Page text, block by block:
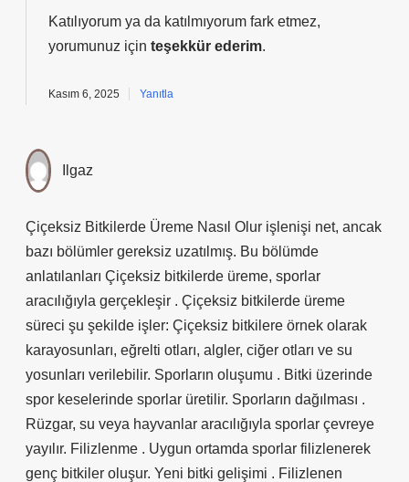
Katılıyorum ya da katılmıyorum fark etmez,
yorumunuz için teşekkür ederim.
Kasım 6, 2025 Yanıtla
Çiçeksiz Bitkilerde Üreme Nasıl Olur işlenişi net, ancak
bazı bölümler gereksiz uzatılmış. Bu bölümde
anlatılanları Çiçeksiz bitkilerde üreme, sporlar
aracılığıyla gerçekleşir . Çiçeksiz bitkilerde üreme
süreci şu şekilde işler: Çiçeksiz bitkilere örnek olarak
karayosunları, eğrelti otları, algler, ciğer otları ve su
yosunları verilebilir. Sporların oluşumu . Bitki üzerinde
spor keselerinde sporlar üretilir. Sporların dağılması .
Rüzgar, su veya hayvanlar aracılığıyla sporlar çevreye
yayılır. Filizlenme . Uygun ortamda sporlar filizlenerek
genç bitkiler oluşur. Yeni bitki gelişimi . Filizlenen